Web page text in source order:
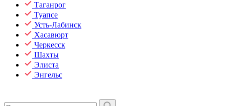
Таганрог
Туапсе
Усть-Лабинск
Хасавюрт
Черкесск
Шахты
Элиста
Энгельс